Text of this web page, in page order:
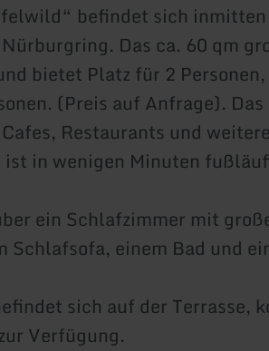
befindet sich
Das ca. 60 qm
bietet Platz für 2
(Preis auf Anfrage).
Restaurants und
in wenigen Minuten
ein Schlafzimmer mit
Schlafsofa, einem Bad und
sich auf der Terrasse,
Verfügung.